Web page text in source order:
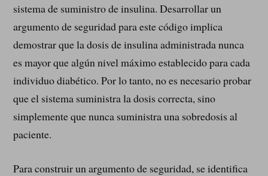
sistema de suministro de insulina. Desarrollar un
argumento de seguridad para este código implica
demostrar que la dosis de insulina administrada nunca
es mayor que algún nivel máximo establecido para cada
individuo diabético. Por lo tanto, no es necesario probar
que el sistema suministra la dosis correcta, sino
simplemente que nunca suministra una sobredosis al
paciente.
Para construir un argumento de seguridad, se identifica